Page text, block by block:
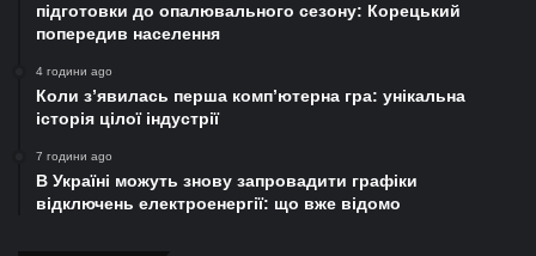
підготовки до опалювального сезону: Корецький
попередив населення
4 години ago
Коли з’явилась перша комп’ютерна гра: унікальна
історія цілої індустрії
7 години ago
В Україні можуть знову запровадити графіки
відключень електроенергії: що вже відомо